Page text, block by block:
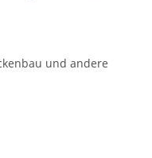
und andere